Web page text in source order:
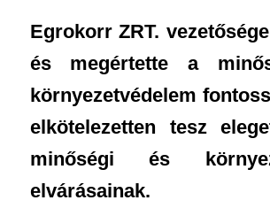
Egrokorr ZRT.
és megértette a
környezetvédelem
elkötelezetten tesz
minőségi és
elvárásainak.